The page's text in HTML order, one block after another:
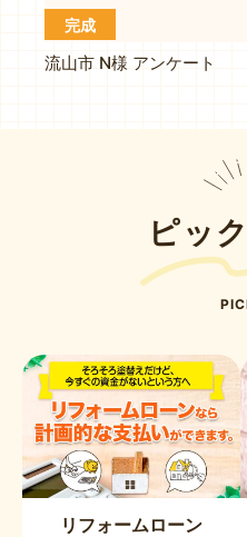
完成
流山市 N様 アンケート
ピッ
リフォームローン